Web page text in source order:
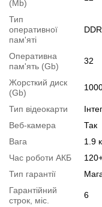
Ви можете розширити
Можлива також
Для цього додайте в
"Аксесуари" разом з
Специфікація
Тестування процесора:
(Mb)
Тип
оперативної
пам'яті
Оперативна
пам'ять (Gb)
32
Жорсткий диск
(Gb)
Тип відеокарти
Веб-камера
Так
Вага
1.9
Час роботи АКБ
Тип гарантії
Гарантійний
строк, міс.
6